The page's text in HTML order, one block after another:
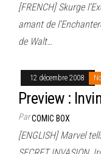
[FRENCH] Skurge
amant de
de Walt…
12 décembre 2008
Preview :
ParCOMIC BOX
[ENGLISH] Marvel